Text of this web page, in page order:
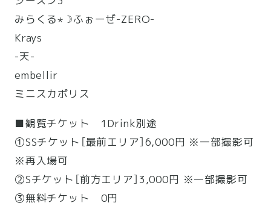
みらくる⋆☽ふぉーぜ-ZERO-
Krays
-天-
embellir
ミニスカポリス
■観覧チケット 1Drink別途
①SSチケット［最前エリア］6,000円 ※一部撮影可
※再入場可
②Sチケット［前方エリア］3,000円 ※一部撮影可
③無料チケット 0円